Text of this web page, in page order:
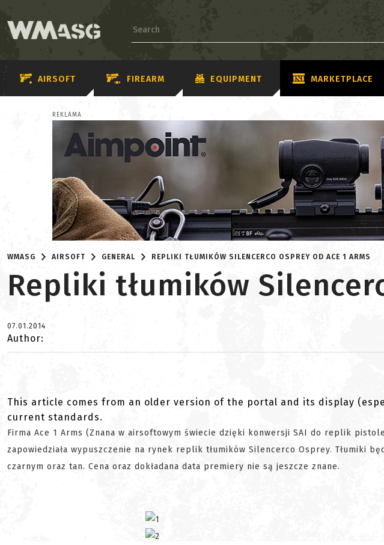
AIRSOFT FIREARM EQUIPMENT MARKETPLACE
REKLAMA
WMASG AIRSOFT GENERAL REPLIKI TŁUMIKÓW SILENCERCO OSPREY OD ACE 1 ARMS
Repliki tłumików
07.01.2014
Author:
This article comes from an older version of the portal and its display
current standards.
Firma Ace 1 Arms (Znana w airsoftowym świecie dzięki konwersji SAI do replik
zapowiedziała wypuszczenie na rynek replik tłumików Silencerco Osprey. Tłumiki
czarnym oraz tan. Cena oraz dokładana data premiery nie są jeszcze znane.